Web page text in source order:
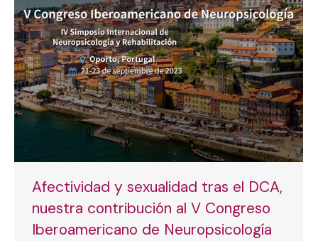
Afectividad y sexualidad tras el DCA,
nuestra contribución al V Congreso
Iberoamericano de Neuropsicología